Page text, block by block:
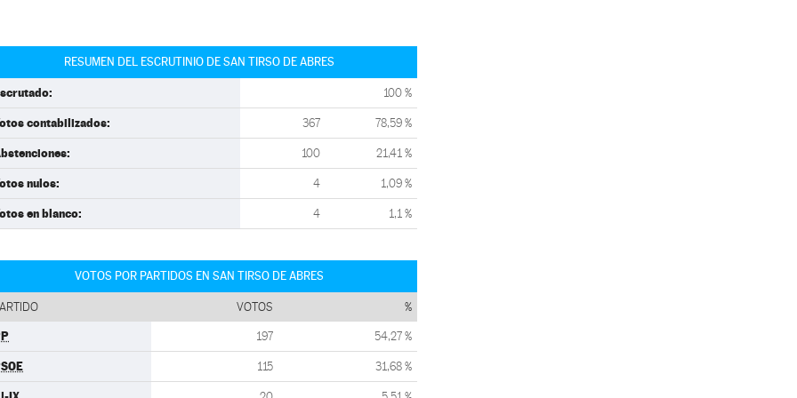
RESUMEN DEL ESCRUTINIO DE SAN TIRSO DE ABRES
100 %
contabilizados: 367 78,59 %
100 21,41 %
nulos: 4 1,09 %
en blanco: 4 1,1 %
VOTOS POR PARTIDOS EN SAN TIRSO DE ABRES
VOTOS %
197 54,27 %
115 31,68 %